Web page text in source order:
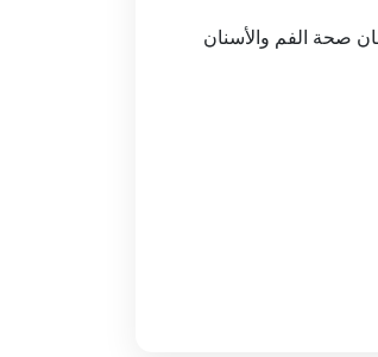
صحة الفم والأسنان